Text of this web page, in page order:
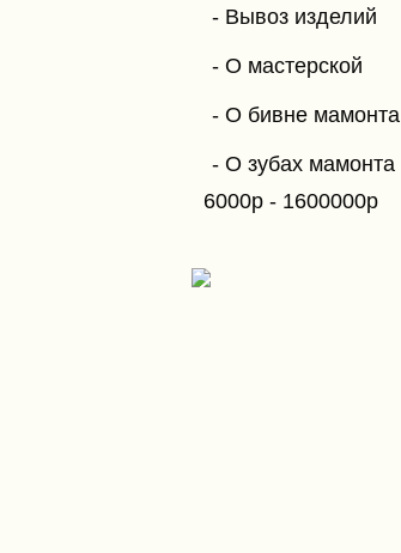
Вывоз изделий
О мастерской
О бивне мамонта
О зубах мамонта
6000р - 1600000р